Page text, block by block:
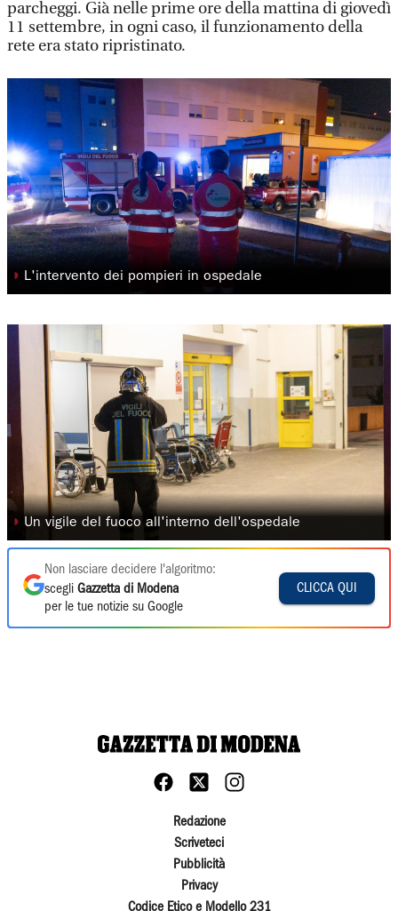
parcheggi. Già nelle prime ore della mattina di giovedì
11 settembre, in ogni caso, il funzionamento della
rete era stato ripristinato.
◗ L'intervento dei pompieri in ospedale
◗ Un vigile del fuoco all'interno dell'ospedale
Non lasciare decidere l'algoritmo:
scegli Gazzetta di Modena
per le tue notizie su Google
CLICCA QUI
Redazione
Scriveteci
Pubblicità
Privacy
Codice Etico e Modello 231